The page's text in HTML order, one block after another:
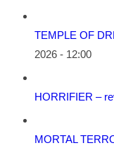
TEMPLE OF
2026 - 12:00
HORRIFIER –
MORTAL